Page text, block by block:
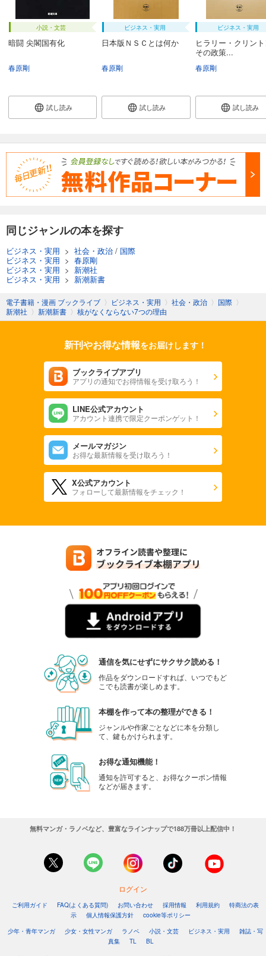
小説・文芸
暗闘 尖閣国有化
春原剛
試し読み
ビジネス・実用
日本版ＮＳＣとは何か
春原剛
試し読み
ビジネス・実用
ヒラリー・クリン
その政策...
春原剛
試し読み
同じジャンルの本を探す
ビジネス・実用 > 社会・政治 / 国際
ビジネス・実用 > 春原剛
ビジネス・実用 > 新潮社
ビジネス・実用 > 新潮新書
電子書籍・漫画 ブックライブ 〉 ビジネス・実用 〉 社会・政治 〉 国際 〉
新潮社 〉 新潮新書 〉 核がなくならない7つの理由
新刊やお得な情報をお届けします！
ブックライブアプリ
アプリの通知でお得情報を受け取ろう！
LINE公式アカウント
アカウント連携で限定クーポンゲット！
メールマガジン
お得な最新情報を受け取ろう！
X公式アカウント
フォローして最新情報をチェック！
通信を気にせずにサクサク読める！
作品をダウンロードすれば、いつでもど
こでも読書が楽しめます。
本棚を作って本の整理ができる！
ジャンルや作家ごとなどに本を分類し
て、鍵もかけられます。
お得な通知機能！
通知を許可すると、お得なクーポン情報
などが届きます。
無料マンガ・ラノベなど、豊富なラインナップで188万冊以上配信中！
ログイン
ご利用ガイド FAQ(よくある質問) お問い合わせ 採用情報 利用規約
特商法の表
示
個人情報保護方針
cookie等ポリシー
少年・青年マンガ
少女・女性マンガ ラノベ 小説・文芸 ビジネス・実用
雑誌・写
真集
TL BL